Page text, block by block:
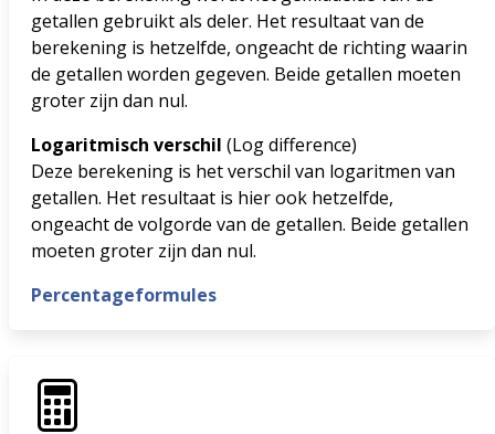
getallen gebruikt als deler. Het resultaat van de
berekening is hetzelfde, ongeacht de richting waarin
de getallen worden gegeven. Beide getallen moeten
groter zijn dan nul.
Logaritmisch verschil (Log difference)
Deze berekening is het verschil van logaritmen van
getallen. Het resultaat is hier ook hetzelfde,
ongeacht de volgorde van de getallen. Beide getallen
moeten groter zijn dan nul.
Percentageformules